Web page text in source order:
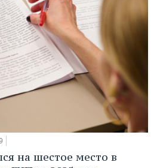
на шестое место в